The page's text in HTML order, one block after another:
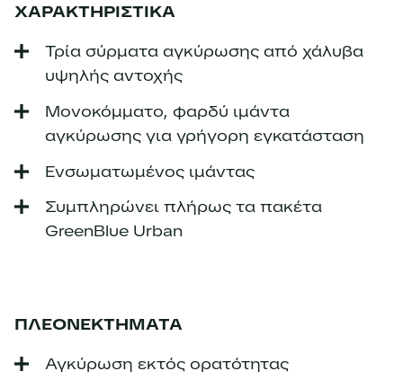
ΧΑΡΑΚΤΗΡΙΣΤΙΚΑ
Τρία σύρματα αγκύρωσης από χάλυβα
υψηλής αντοχής
Μονοκόμματο, φαρδύ ιμάντα
αγκύρωσης για γρήγορη εγκατάσταση
Ενσωματωμένος ιμάντας
Συμπληρώνει πλήρως τα πακέτα
GreenBlue Urban
ΠΛΕΟΝΕΚΤΗΜΑΤΑ
Αγκύρωση εκτός ορατότητας